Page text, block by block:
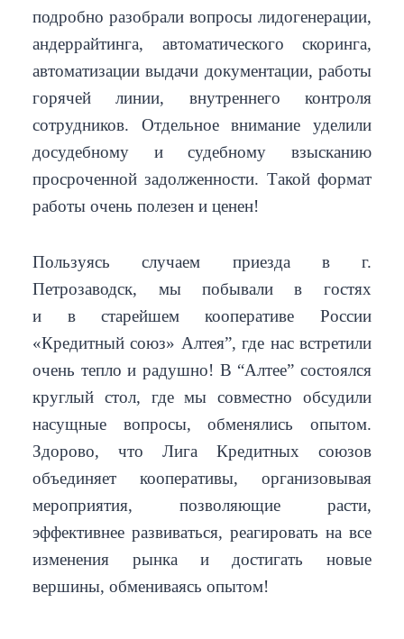
подробно разобрали вопросы лидогенерации,
андеррайтинга, автоматического скоринга,
автоматизации выдачи документации, работы
горячей линии, внутреннего контроля
сотрудников. Отдельное внимание уделили
досудебному и судебному взысканию
просроченной задолженности. Такой формат
работы очень полезен и ценен!
Пользуясь случаем приезда в г.
Петрозаводск, мы побывали в гостях
и в старейшем кооперативе России
«Кредитный союз» Алтея”, где нас встретили
очень тепло и радушно! В “Алтее” состоялся
круглый стол, где мы совместно обсудили
насущные вопросы, обменялись опытом.
Здорово, что Лига Кредитных союзов
объединяет кооперативы, организовывая
мероприятия, позволяющие расти,
эффективнее развиваться, реагировать на все
изменения рынка и достигать новые
вершины, обмениваясь опытом!